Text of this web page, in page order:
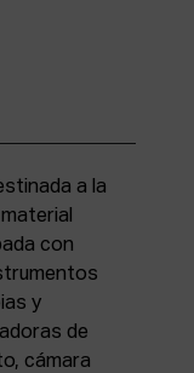
a la
con
y
de
cámara